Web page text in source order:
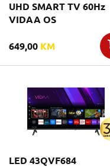
UHD SMART TV 60Hz
VIDAA OS
649,00 KM
LED 43QVF684